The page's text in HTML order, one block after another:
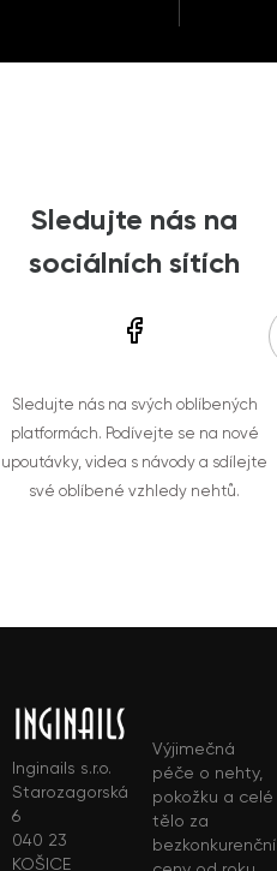
Sledujte nás na
sociálních sítích
Sledujte nás na svých oblíbených
platformách. Podívejte se na nové
upoutávky, videa s návody a sdílejte
své oblíbené vzhledy nehtů.
Inginails s.r.o.
Starozagorská
6
040 23
KOŠICE
Výjimečná
péče o nehty,
pokožku a celé
tělo za
bezkonkurenční